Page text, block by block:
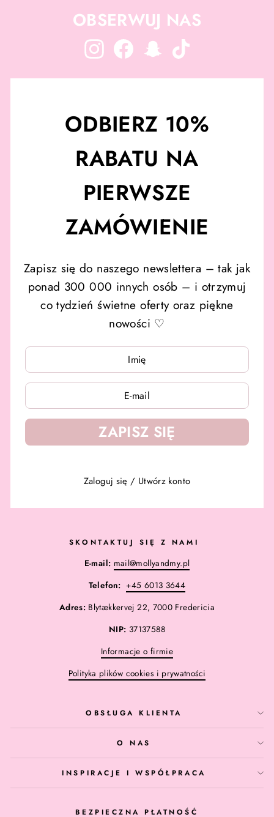
OBSERWUJ NAS
InstagramFacebook SnapchatTikTok
ODBIERZ 10%
RABATU NA
PIERWSZE
ZAMÓWIENIE
Zapisz się do naszego newslettera – tak jak
ponad 300 000 innych osób – i otrzymuj
co tydzień świetne oferty oraz piękne
nowości ♡
WPISZ
SWÓJ
E-
WPISZ
SWÓJ
E-
ZAPISZ SIĘ
Zaloguj się / Utwórz konto
SKONTAKTUJ SIĘ Z NAMI
E-mail: mail@mollyandmy.pl
Telefon: +45 6013 3644
Adres: Blytækkervej 22, 7000 Fredericia
NIP: 37137588
Informacje o firmie
Polityka plików cookies i prywatności
OBSŁUGA KLIENTA
O NAS
INSPIRACJE I WSPÓŁPRACA
BEZPIECZNA PŁATNOŚĆ